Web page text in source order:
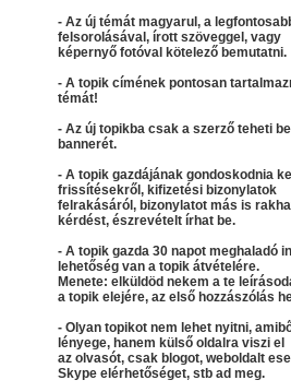
- Az új témát magyarul, a
felsorolásával, írott szöveggel, vagy
képernyő fotóval kötelező bemutatni.
- A topik címének pontosan
témát!
- Az új topikba csak a szerző teheti
bannerét.
- A topik gazdájának gondoskodnia
frissítésekről, kifizetési bizonylatok
felrakásáról, bizonylatot más is
kérdést, észrevételt írhat be.
- A topik gazda 30 napot meghaladó
lehetőség van a topik átvételére.
Menete: elküldöd nekem a te
a topik elejére, az első hozzászólás
- Olyan topikot nem lehet nyitni,
lényege, hanem külső oldalra viszi el
az olvasót, csak blogot, weboldalt
Skype elérhetőséget, stb ad meg.